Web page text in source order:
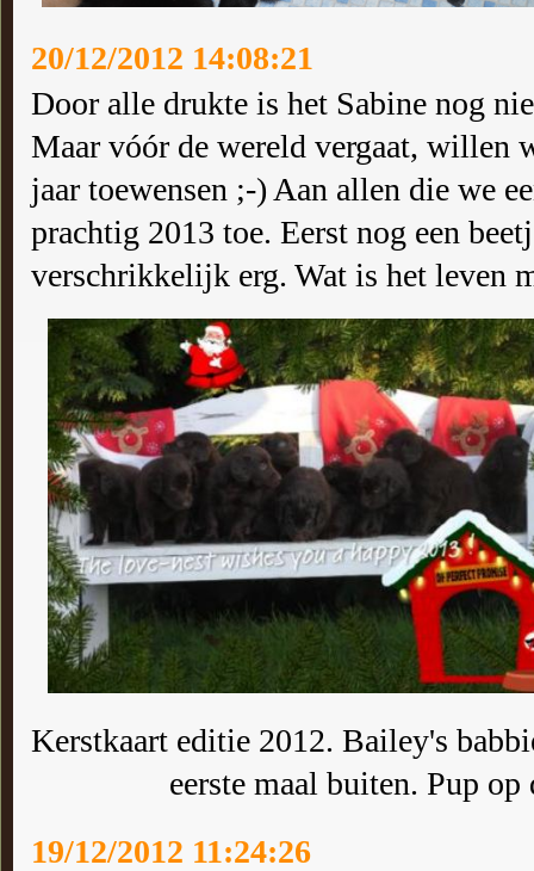
20/12/2012 14:08:21
Door alle drukte is het Sabine nog
Maar vóór de wereld vergaat, willen
jaar toewensen ;-) Aan allen die we
prachtig 2013 toe. Eerst nog een
verschrikkelijk erg. Wat is het leven
Kerstkaart editie 2012. Bailey's
eerste maal buiten. Pup
19/12/2012 11:24:26